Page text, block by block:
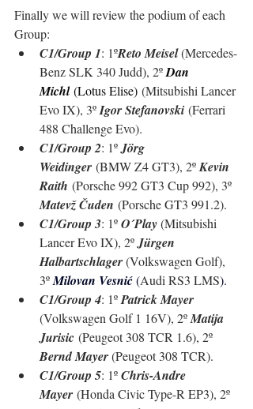
Finally we will review the podium of each
Group:
C1/Group 1: 1ºReto Meisel (Mercedes-
Benz SLK 340 Judd), 2º Dan
Michl (Lotus Elise) (Mitsubishi Lancer
Evo IX), 3º Igor Stefanovski (Ferrari
488 Challenge Evo).
C1/Group 2: 1º Jörg
Weidinger (BMW Z4 GT3), 2º Kevin
Raith (Porsche 992 GT3 Cup 992), 3º
Matevž Čuden (Porsche GT3 991.2).
C1/Group 3: 1º O´Play (Mitsubishi
Lancer Evo IX), 2º Jürgen
Halbartschlager (Volkswagen Golf),
3º Milovan Vesnić (Audi RS3 LMS).
C1/Group 4: 1º Patrick Mayer
(Volkswagen Golf 1 16V), 2º Matija
Jurisic (Peugeot 308 TCR 1.6), 2º
Bernd Mayer (Peugeot 308 TCR).
C1/Group 5: 1º Chris-Andre
Mayer (Honda Civic Type-R EP3), 2º